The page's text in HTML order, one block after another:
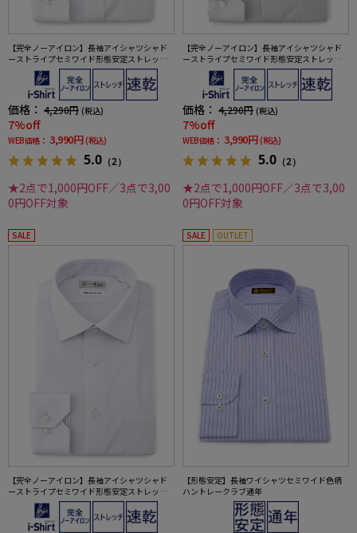
【完全ノーアイロン】長袖アイシャツシャド
ーストライプセミワイド形態安定ストレッチ
吸汗速乾ワイシャツ通年
価格： 4,290円 (税込)
7%off
WEB価格： 3,990円 (税込)
5.0 （2）
★2点で1,000円OFF／3点で3,00
0円OFF対象
【完全ノーアイロン】長袖アイシャツシャド
ーストライプセミワイド形態安定ストレッチ
吸汗速乾ワイシャツ通年
価格： 4,290円 (税込)
7%off
WEB価格： 3,990円 (税込)
5.0 （2）
★2点で1,000円OFF／3点で3,00
0円OFF対象
SALE
【完全ノーアイロン】長袖アイシャツシャド
ーストライプセミワイド形態安定ストレッチ
吸汗速乾ワイシャツ通年
SALE OUTLET
【形態安定】長袖ワイシャツセミワイド色柄
ハントレークラブ通年